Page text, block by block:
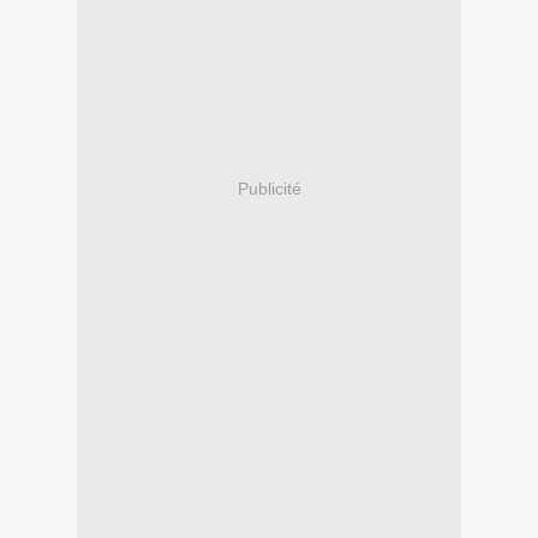
Publicité